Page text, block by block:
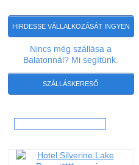
HIRDESSE VÁLLALKOZÁSÁT INGYEN
Nincs még szállása a
Balatonnál? Mi segítünk.
SZÁLLÁSKERESŐ